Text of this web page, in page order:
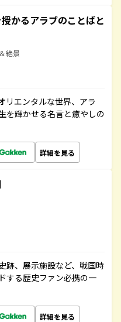
かるアラブのことばと
絶景
リエンタルな世界、アラ
を輝かせる名言と癒やしの
詳細を見る
跡、展示施設など、戦国時
する歴史ファン必携の一
詳細を見る